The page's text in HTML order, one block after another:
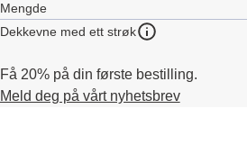
Mengde
Dekkevne med ett strøk
Få 20% på din første bestilling.
Meld deg på vårt nyhetsbrev